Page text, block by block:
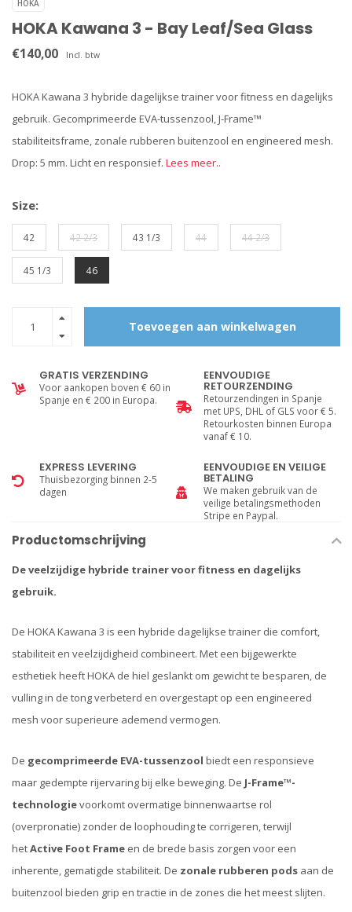
HOKA
HOKA Kawana 3 - Bay Leaf/Sea Glass
€140,00 Incl. btw
HOKA Kawana 3 hybride dagelijkse trainer voor fitness en dagelijks
gebruik. Gecomprimeerde EVA-tussenzool, J-Frame™
stabiliteitsframe, zonale rubberen buitenzool en engineered mesh.
Drop: 5 mm. Licht en responsief. Lees meer..
Size:
42 42 2/3 43 1/3 44 44 2/3
45 1/3 46
Toevoegen aan winkelwagen
GRATIS VERZENDING
Voor aankopen boven € 60 in
Spanje en € 200 in Europa.
EENVOUDIGE
RETOURZENDING
Retourzendingen in Spanje
met UPS, DHL of GLS voor € 5.
Retourkosten binnen Europa
vanaf € 10.
EXPRESS LEVERING
Thuisbezorging binnen 2-5
dagen
EENVOUDIGE EN VEILIGE
BETALING
We maken gebruik van de
veilige betalingsmethoden
Stripe en Paypal.
Productomschrijving
De veelzijdige hybride trainer voor fitness en dagelijks
gebruik.
De HOKA Kawana 3 is een hybride dagelijkse trainer die comfort,
stabiliteit en veelzijdigheid combineert. Met een bijgewerkte
esthetiek heeft HOKA de hiel geslankt om gewicht te besparen, de
vulling in de tong verbeterd en overgestapt op een engineered
mesh voor superieure ademend vermogen.
De gecomprimeerde EVA-tussenzool biedt een responsieve
maar gedempte rijervaring bij elke beweging. De J-Frame™-
technologievoorkomt overmatige binnenwaartse rol
(overpronatie) zonder de loophouding te corrigeren, terwijl
hetActive Foot Frame en de brede basis zorgen voor een
inherente, gematigde stabiliteit. De zonale rubberen pods aan de
buitenzool bieden grip en tractie in de zones die het meest slijten.